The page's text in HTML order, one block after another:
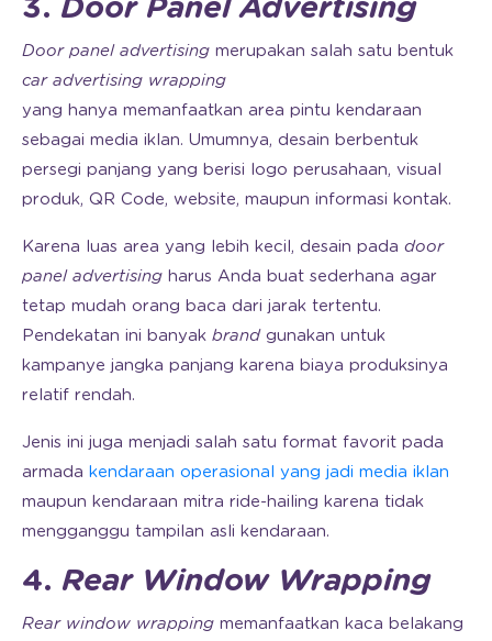
3. Door Panel Advertising
Door panel advertising merupakan salah satu bentuk
car advertising wrapping
yang hanya memanfaatkan area pintu kendaraan
sebagai media iklan. Umumnya, desain berbentuk
persegi panjang yang berisi logo perusahaan, visual
produk, QR Code, website, maupun informasi kontak.
Karena luas area yang lebih kecil, desain pada door
panel advertising harus Anda buat sederhana agar
tetap mudah orang baca dari jarak tertentu.
Pendekatan ini banyak brand gunakan untuk
kampanye jangka panjang karena biaya produksinya
relatif rendah.
Jenis ini juga menjadi salah satu format favorit pada
armada kendaraan operasional yang jadi media iklan
maupun kendaraan mitra ride-hailing karena tidak
mengganggu tampilan asli kendaraan.
4. Rear Window Wrapping
Rear window wrapping memanfaatkan kaca belakang